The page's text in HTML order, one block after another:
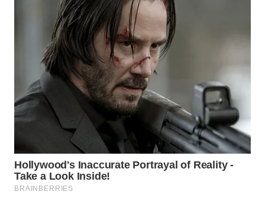
SUKABUMI
WN
PURWAKARTA
WN
PRIANGAN
TIMUR
SEMARANG
WN